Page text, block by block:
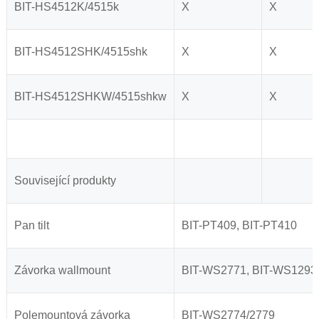
BIT-HS4512K/4515k X X
BIT-HS4512SHK/4515shk X X
BIT-HS4512SHKW/4515shkw X X
Související produkty
Pan tilt BIT-PT409, BIT-PT410
Závorka wallmount BIT-WS2771, BIT-
Polemountová závorka BIT-WS2774/2779